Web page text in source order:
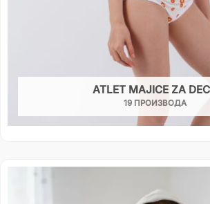
ATLET MAJICE ZA
19 ПРОИЗВОДА